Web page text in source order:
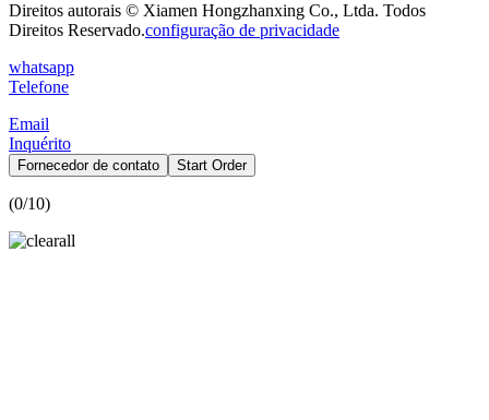
Direitos autorais © Xiamen Hongzhanxing Co., Ltda. Todos
Direitos Reservado.configuração de privacidade
whatsapp
Telefone
Email
Inquérito
Fornecedor de contato Start Order
(0/10)